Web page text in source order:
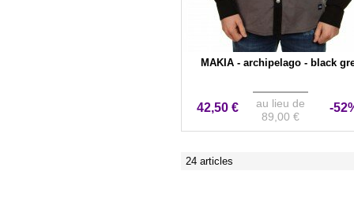
MAKIA - archipelago - black
42,50 €
au lieu de
89,00 €
-
24 articles